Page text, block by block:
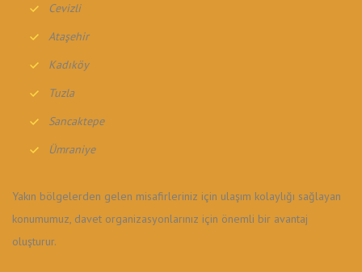
Cevizli
Ataşehir
Kadıköy
Tuzla
Sancaktepe
Ümraniye
Yakın bölgelerden gelen misafirleriniz için ulaşım kolaylığı sağlayan
konumumuz, davet organizasyonlarınız için önemli bir avantaj
oluşturur.